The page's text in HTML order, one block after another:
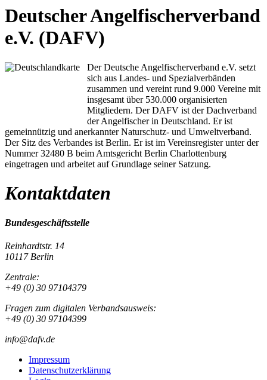
Deutscher Angelfischerverband
e.V. (DAFV)
Der Deutsche Angelfischerverband e.V. setzt
sich aus Landes- und Spezialverbänden
zusammen und vereint rund 9.000 Vereine mit
insgesamt über 530.000 organisierten
Mitgliedern. Der DAFV ist der Dachverband
der Angelfischer in Deutschland. Er ist
gemeinnützig und anerkannter Naturschutz- und Umweltverband.
Der Sitz des Verbandes ist Berlin. Er ist im Vereinsregister unter der
Nummer 32480 B beim Amtsgericht Berlin Charlottenburg
eingetragen und arbeitet auf Grundlage seiner Satzung.
Kontaktdaten
Bundesgeschäftsstelle
Reinhardtstr. 14
10117 Berlin
Zentrale:
+49 (0) 30 97104379
Fragen zum digitalen Verbandsausweis:
+49 (0) 30 97104399
info@dafv.de
Impressum
Datenschutzerklärung